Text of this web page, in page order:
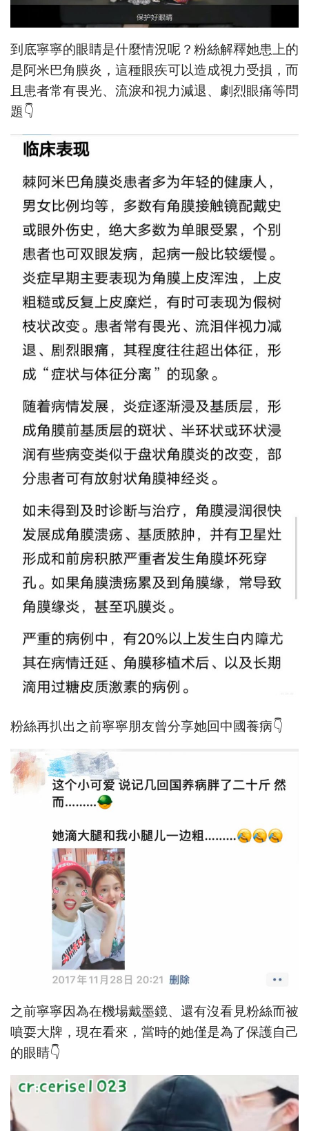
到底寧寧的眼睛是什麼情況呢？粉絲解釋她患上的
是阿米巴角膜炎，這種眼疾可以造成視力受損，而
且患者常有畏光、流淚和視力減退、劇烈眼痛等問
題👇
粉絲再扒出之前寧寧朋友曾分享她回中國養病👇
之前寧寧因為在機場戴墨鏡、還有沒看見粉絲而被
噴耍大牌，現在看來，當時的她僅是為了保護自己
的眼睛👇